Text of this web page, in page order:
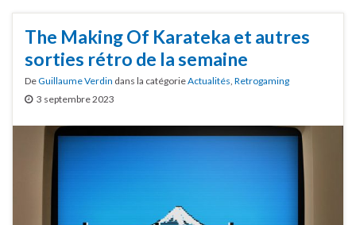
The Making Of Karateka et autres
sorties rétro de la semaine
DeGuillaume Verdin dans la catégorieActualités, Retrogaming
3 septembre 2023